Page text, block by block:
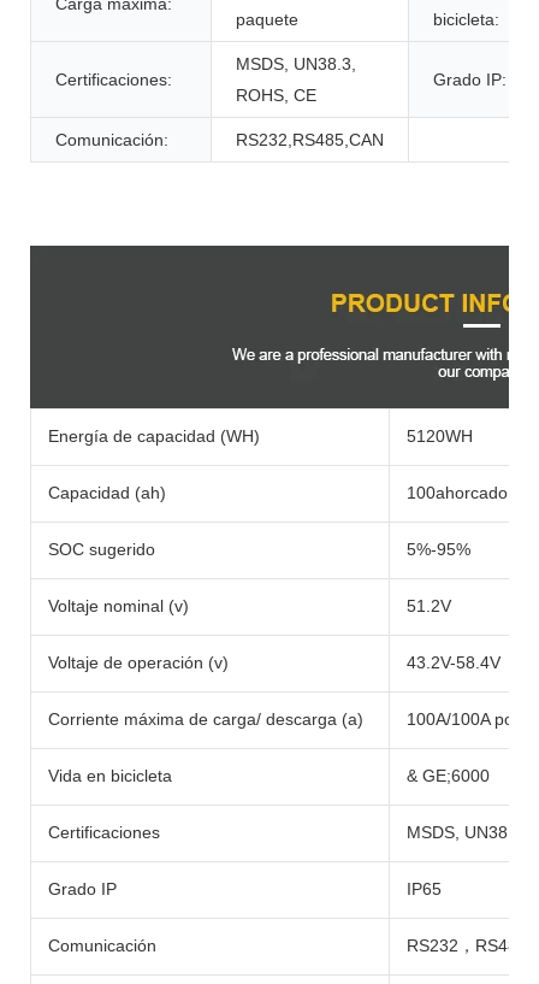
paquete
bicicleta:
Certificaciones:
MSDS, UN38.3,
ROHS, CE
Grado IP:
Comunicación: RS232,RS485,CAN
Energía de capacidad (WH) 5120WH
Capacidad (ah) 100ahorcado
SOC sugerido 5%-95%
Voltaje nominal (v) 51.2V
Voltaje de operación (v) 43.2V-58.4V
Corriente máxima de carga/ descarga (a) 100A/100A por
Vida en bicicleta & GE;6000
Certificaciones MSDS, UN38.3,
Grado IP IP65
Comunicación RS232，RS485